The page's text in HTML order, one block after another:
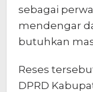
sebagai
mendengar
butuhkan
Reses
DPRD